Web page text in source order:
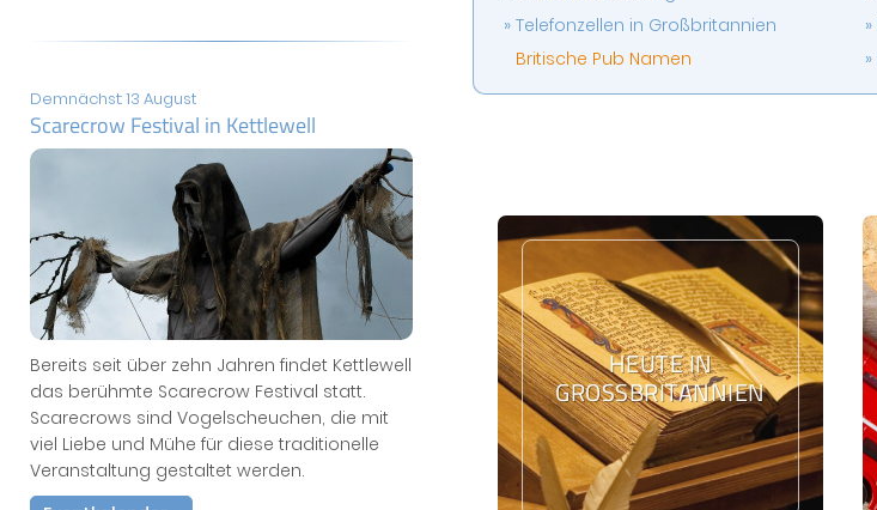
Demnächst: 13 August
Scarecrow Festival in Kettlewell
Bereits seit über zehn Jahren findet Kettlewell
das berühmte Scarecrow Festival statt.
Scarecrows sind Vogelscheuchen, die mit
viel Liebe und Mühe für diese traditionelle
Veranstaltung gestaltet werden.
Telefonzellen in Großbritannien
Britische Pub Namen
HEUTE IN
GROSSBRITANNIEN